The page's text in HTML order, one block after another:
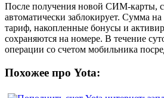
После получения новой СИМ-карты,
автоматически заблокирует. Сумма
тариф, накопленные бонусы и
сохраняются на номере. В течение
операции со счетом мобильника
Похожее про Yota: